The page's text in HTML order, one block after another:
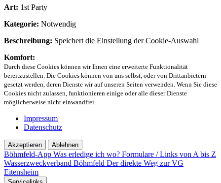
Art: 1st Party
Kategorie: Notwendig
Beschreibung: Speichert die Einstellung der Cookie-Auswahl
Komfort:
Durch diese Cookies können wir Ihnen eine erweiterte Funktionalität
bereitzustellen. Die Cookies können von uns selbst, oder von Drittanbietern
gesetzt werden, deren Dienste wir auf unseren Seiten verwenden. Wenn Sie diese
Cookies nicht zulassen, funktionieren einige oder alle dieser Dienste
möglicherweise nicht einwandfrei.
Impressum
Datenschutz
Akzeptieren Ablehnen
Böhmfeld-App Was erledige ich wo? Formulare / Links von A bis Z
Wasserzweckverband Böhmfeld Der direkte Weg zur VG
Eitensheim